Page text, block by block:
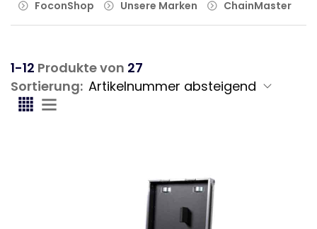
FoconShop
Unsere Marken ChainMaster
1-12 Produkte von 27
Sortierung: